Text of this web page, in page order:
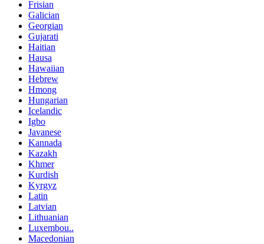
Frisian
Galician
Georgian
Gujarati
Haitian
Hausa
Hawaiian
Hebrew
Hmong
Hungarian
Icelandic
Igbo
Javanese
Kannada
Kazakh
Khmer
Kurdish
Kyrgyz
Latin
Latvian
Lithuanian
Luxembou..
Macedonian